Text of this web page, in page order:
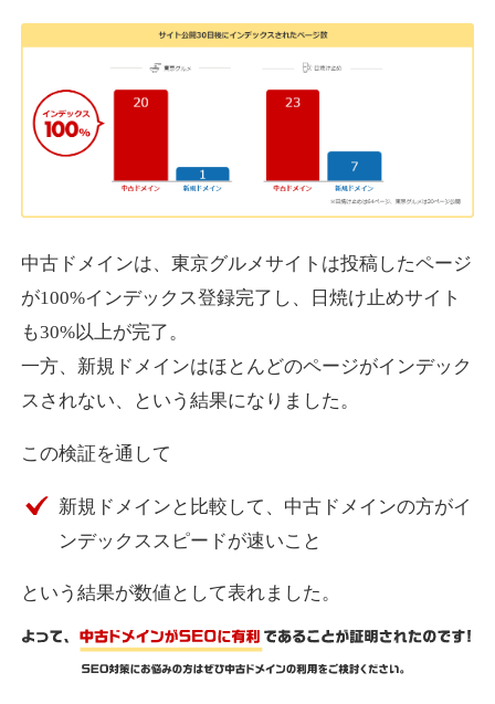
詳細を見る
詳細を見る
actagainstaids.com
ジャンルその他
DA38 外部リンク数527 ドメイン年齢26年
10,800円 入札 0件
詳細を見る
express-soft.com
DA38 外部リンク数
10,800円 入札 0件
fukuoka-marathon.com
中古ドメインは、東京グルメサイトは投稿したページ
が100%インデックス登録完了し、日焼け止めサイト
も30%以上が完了。
一方、新規ドメインはほとんどのページがインデック
スされない、という結果になりました。
この検証を通して
新規ドメインと比較して、中古ドメインの方がイ
ンデックススピードが速いこと
という結果が数値として表れました。